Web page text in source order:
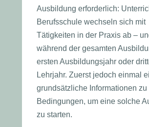
Ausbildung erforderlich:
Berufsschule wechseln sich mit
Tätigkeiten in der Praxis ab –
während der gesamten
ersten Ausbildungsjahr oder
Lehrjahr. Zuerst jedoch einmal
grundsätzliche Informationen zu
Bedingungen, um eine solche
zu starten.